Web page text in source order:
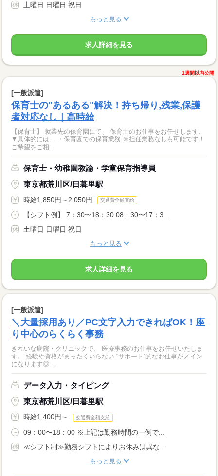
土曜日 日曜日 祝日
もっと見る
求人詳細を見る
1週間以内公開
[一般派遣]
保育士の"あるある"解決！持ち帰り,残業,保護
者対応なし｜高時給
【保育士】 就業先の保育園にて、 保育士のお仕事をお任せします。
▼具体的には… ・保育園での保育業務 ※担任業務なしも可能です！
ご希望をご相...
保育士・幼稚園教諭・学童保育指導員
東京都荒川区/日暮里駅
時給1,850円～2,050円 交通費全額支給
【シフト例】 7：30〜18：30 08：30〜17：3...
土曜日 日曜日 祝日
もっと見る
求人詳細を見る
[一般派遣]
＼大量採用あり／PC文字入力できればOK！座
り中心のらくらく事務
きれいな病院・クリニックで、 医療事務のお仕事をお任せいたしま
す。 経験や資格がまったくいらない “サポート”的なお仕事がメイン
になります◎ ...
データ入力・タイピング
東京都荒川区/日暮里駅
時給1,400円～ 交通費全額支給
09：00〜18：00 ※上記は勤務時間の一例で...
≪シフト制≫勤務シフトによりお休みは異な...
もっと見る